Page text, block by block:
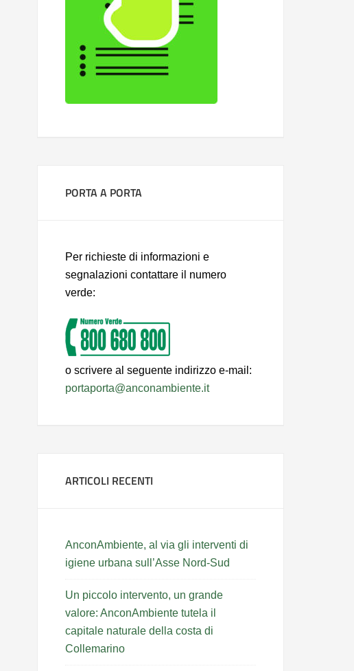
PORTA A PORTA
Per richieste di informazioni e
segnalazioni contattare il numero
verde:
o scrivere al seguente indirizzo e-mail:
portaporta@anconambiente.it
ARTICOLI RECENTI
AnconAmbiente, al via gli interventi di
igiene urbana sull’Asse Nord-Sud
Un piccolo intervento, un grande
valore: AnconAmbiente tutela il
capitale naturale della costa di
Collemarino